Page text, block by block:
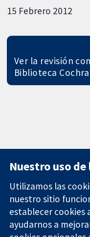
15 Febrero 2012
Ver la revisión
Biblioteca
Evidencia fiable.
Decisiones
Nuestro uso de
Utilizamos las
nuestro sitio
establecer cookies
ayudarnos a